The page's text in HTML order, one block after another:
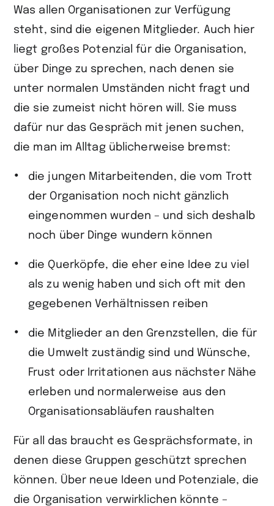
Was allen Organisationen zur Verfügung
steht, sind die eigenen Mitglieder. Auch hier
liegt großes Potenzial für die Organisation,
über Dinge zu sprechen, nach denen sie
unter normalen Umständen nicht fragt und
die sie zumeist nicht hören will. Sie muss
dafür nur das Gespräch mit jenen suchen,
die man im Alltag üblicherweise bremst:
die jungen Mitarbeitenden, die vom Trott
der Organisation noch nicht gänzlich
eingenommen wurden – und sich deshalb
noch über Dinge wundern können
die Querköpfe, die eher eine Idee zu viel
als zu wenig haben und sich oft mit den
gegebenen Verhältnissen reiben
die Mitglieder an den Grenzstellen, die für
die Umwelt zuständig sind und Wünsche,
Frust oder Irritationen aus nächster Nähe
erleben und normalerweise aus den
Organisationsabläufen raushalten
Für all das braucht es Gesprächsformate, in
denen diese Gruppen geschützt sprechen
können. Über neue Ideen und Potenziale, die
die Organisation verwirklichen könnte –